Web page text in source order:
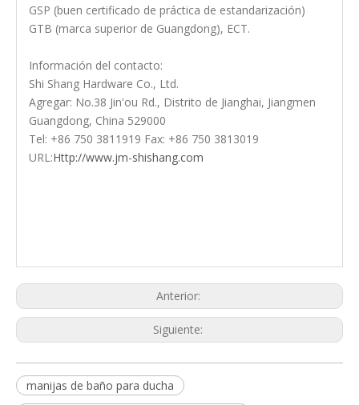
GSP (buen certificado de práctica de estandarización)
GTB (marca superior de Guangdong), ECT.
Información del contacto:
Shi Shang Hardware Co., Ltd.
Agregar: No.38 Jin'ou Rd., Distrito de Jianghai, Jiangmen
Guangdong, China 529000
Tel: +86 750 3811919 Fax: +86 750 3813019
URL:Http://www.jm-shishang.com
Anterior:
Siguiente:
manijas de baño para ducha